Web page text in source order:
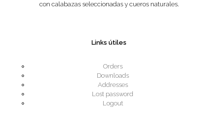
con calabazas seleccionadas y cueros naturales.
Links útiles
Orders
Downloads
Addresses
Lost password
Logout